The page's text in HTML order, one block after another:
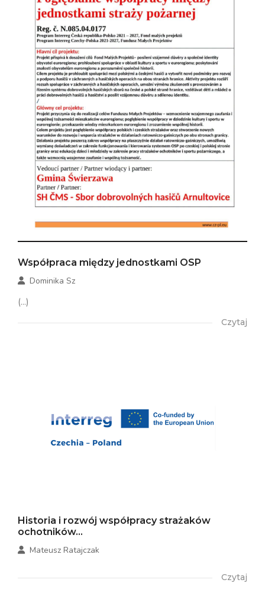
Współpraca między jednostkami OSP
Dominika Sz
(...)
Czytaj
Historia i rozwój współpracy strażaków
ochotników...
Mateusz Ratajczak
Czytaj